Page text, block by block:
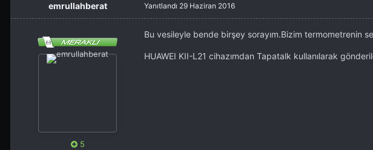
emrullahberat
5
Yanıtlandı 29 Haziran 2016
Bu vesileyle bende birşey sorayım.Bizim termometrenin
HUAWEI KII-L21 cihazımdan Tapatalk kullanılarak